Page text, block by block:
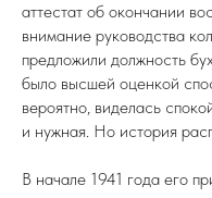
аттестат об окончании
внимание руководства
предложили должность
было высшей оценкой
вероятно, виделась
и нужная. Но история
В начале 1941 года его